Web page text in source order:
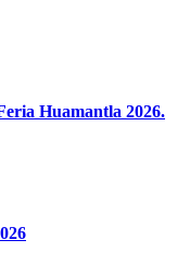
Huamantla 2026.